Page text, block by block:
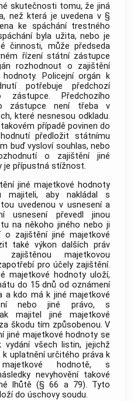
skutečnosti tomu, že jiná
než která je uvedena v §
ke spáchání trestného
byla užita, nebo je
činnosti, může předseda
řízení státní zástupce
rozhodnout o zajištění
Policejní orgán k
potřebuje předchozí
zástupce. Předchozího
zástupce není třeba v
které nesnesou odkladu.
případě povinen do
předložit státnímu
buď vysloví souhlas, nebo
o zajištění jiné
je přípustná stížnost.
jiné majetkové hodnoty
majiteli, aby nakládal s
uvedenou v usnesení a
usnesení převedl jinou
na někoho jiného nebo ji
o zajištění jiné majetkové
také výkon dalších práv
zajištěnou majetkovou
pro účely zajištění.
majetkové hodnoty uloží,
do 15 dnů od oznámení
a kdo má k jiné majetkové
nebo jiné právo, s
majitel jiné majetkové
škodu tím způsobenou. V
jiné majetkové hodnoty se
vydání všech listin, jejichž
uplatnění určitého práva k
hodnotě, s
nevyhovění takové
lhůtě (§ 66 a 79). Tyto
do úschovy soudu.